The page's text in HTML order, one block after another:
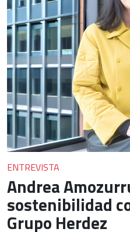
ENTREVISTA
Andrea
sostenibilidad
Grupo Herdez